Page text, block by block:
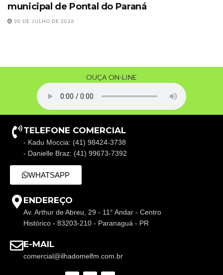
municipal de Pontal do Paraná
30 DE JULHO DE 2026
OUÇA ON-LINE
TELEFONE COMERCIAL
- Kadu Moccia: (41) 98424-3738
- Danielle Braz: (41) 99673-7392
WHATSAPP
ENDEREÇO
Av. Arthur de Abreu, 29 - 11° Andar - Centro
Histórico - 83203-210 - Paranaguá - PR
E-MAIL
comercial@ilhadomelfm.com.br